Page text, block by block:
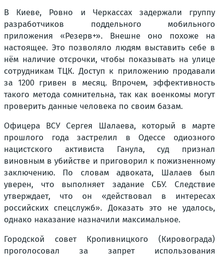
В Киеве, Ровно и Черкассах задержали группу
разработчиков поддельного мобильного
приложения «Резерв+». Внешне оно похоже на
настоящее. Это позволяло людям выставить себе в
нём наличие отсрочки, чтобы показывать на улице
сотрудникам ТЦК. Доступ к приложению продавали
за 1200 гривен в месяц. Впрочем, эффективность
такого метода сомнительна, так как военкомы могут
проверить данные человека по своим базам.
Офицера ВСУ Сергея Шалаева, который в марте
прошлого года застрелил в Одессе одиозного
нацистского активиста Ганула, суд признал
виновным в убийстве и приговорил к пожизненному
заключению. По словам адвоката, Шалаев был
уверен, что выполняет задание СБУ. Следствие
утверждает, что он «действовал в интересах
российских спецслужб». Доказать это не удалось,
однако наказание назначили максимальное.
Городской совет Кропивницкого (Кировограда)
проголосовал за запрет использования